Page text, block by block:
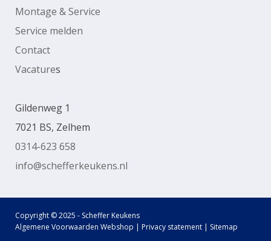
Montage & Service
Service melden
Contact
Vacatures
Gildenweg 1
7021 BS, Zelhem
0314-623 658
info@schefferkeukens.nl
Copyright © 2025 - Scheffer Keukens
Algemene Voorwaarden Webshop | Privacy statement | Sitemap